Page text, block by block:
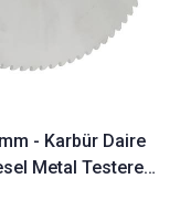
- Karbür Daire
Metal Testere
Dişli, Z=80